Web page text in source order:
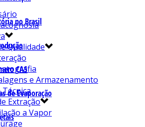
no Brasil
CAS
de Evaporação
Qualidade
e Armazenamento
Técnica
Extração
a Vapor